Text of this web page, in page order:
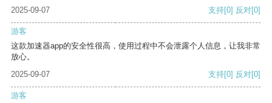
2025-09-07 支持[0] 反对[0]
游客
这款加速器app的安全性很高，使用过程中不会泄露个人信息，让我非常
放心。
2025-09-07
支持[0] 反对[0]
游客